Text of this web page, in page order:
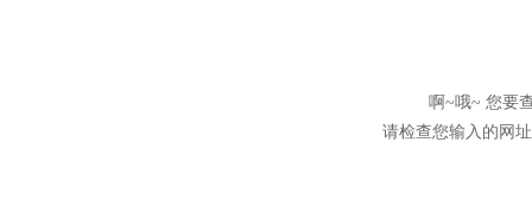
啊~哦~ 您要
请检查您输入的网